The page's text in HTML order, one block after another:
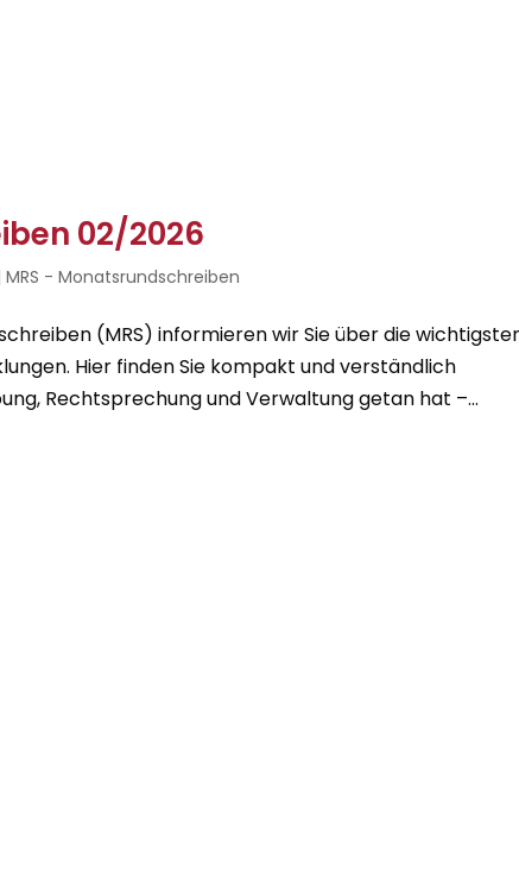
02/2026
MRS - Monatsrundschreiben
(MRS) informieren wir Sie über die
Hier finden Sie kompakt und verständlich
Rechtsprechung und Verwaltung getan hat –...